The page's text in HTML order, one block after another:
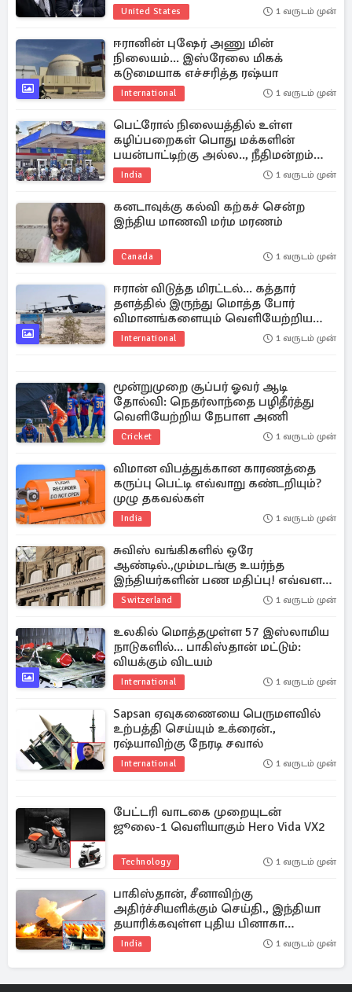
United States 1 வருடம் முன்
ஈரானின் புஷேர் அணு மின்
நிலையம்... இஸ்ரேலை மிகக்
கடுமையாக எச்சரித்த ரஷ்யா
International 1 வருடம் முன்
பெட்ரோல் நிலையத்தில் உள்ள
கழிப்பறைகள் பொது மக்களின்
பயன்பாட்டிற்கு அல்ல.., நீதிமன்றம்
உத்தரவு
India 1 வருடம் முன்
கனடாவுக்கு கல்வி கற்கச் சென்ற
இந்திய மாணவி மர்ம மரணம்
Canada 1 வருடம் முன்
ஈரான் விடுத்த மிரட்டல்... கத்தார்
தளத்தில் இருந்து மொத்த போர்
விமானங்களையும் வெளியேற்றிய
அமெரிக்கா
International 1 வருடம் முன்
மூன்றுமுறை சூப்பர் ஓவர் ஆடி
தோல்வி: நெதர்லாந்தை பழிதீர்த்து
வெளியேற்றிய நேபாள அணி
Cricket 1 வருடம் முன்
விமான விபத்துக்கான காரணத்தை
கருப்பு பெட்டி எவ்வாறு கண்டறியும்?
முழு தகவல்கள்
India 1 வருடம் முன்
சுவிஸ் வங்கிகளில் ஒரே
ஆண்டில்.,மும்மடங்கு உயர்ந்த
இந்தியர்களின் பண மதிப்பு! எவ்வளவு
தெரியுமா?
Switzerland 1 வருடம் முன்
உலகில் மொத்தமுள்ள 57 இஸ்லாமிய
நாடுகளில்... பாகிஸ்தான் மட்டும்:
வியக்கும் விடயம்
International 1 வருடம் முன்
Sapsan ஏவுகணையை பெருமளவில்
உற்பத்தி செய்யும் உக்ரைன்.,
ரஷ்யாவிற்கு நேரடி சவால்
International 1 வருடம் முன்
பேட்டரி வாடகை முறையுடன்
ஜூலை-1 வெளியாகும் Hero Vida VX2
Technology 1 வருடம் முன்
பாகிஸ்தான், சீனாவிற்கு
அதிர்ச்சியளிக்கும் செய்தி., இந்தியா
தயாரிக்கவுள்ள புதிய பினாகா
ரொக்கெட் அமைப்பு
India 1 வருடம் முன்